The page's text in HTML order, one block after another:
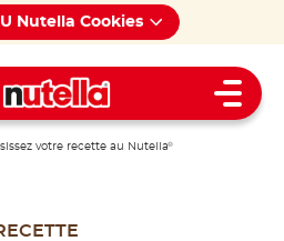
Nutella Cookies
Open
votre recette au Nutella®